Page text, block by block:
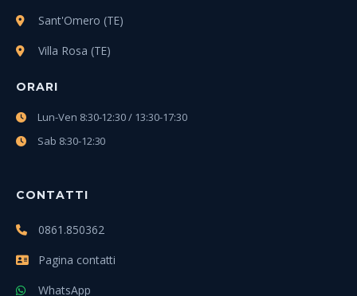
Sant'Omero (TE)
Villa Rosa (TE)
ORARI
Lun-Ven 8:30-12:30 / 13:30-17:30
Sab 8:30-12:30
CONTATTI
0861.850362
Pagina contatti
WhatsApp